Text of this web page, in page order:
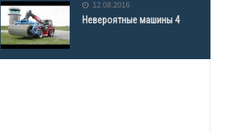
12.08.2016
Невероятные машины 4